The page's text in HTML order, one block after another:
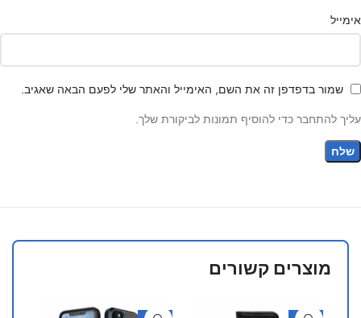
אימייל
שמור בדפדפן זה את השם, האימייל והאתר שלי לפעם הבאה שאגיב.
עליך להתחבר כדי להוסיף תמונות לביקורת שלך.
מוצרים קשורים